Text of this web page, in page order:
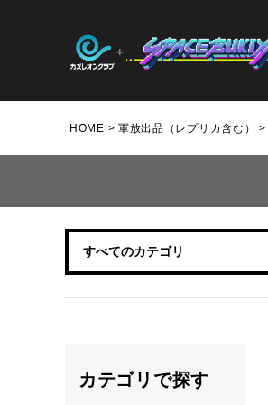
HOME 軍放出品（レプリカ含む）
カテゴリで探す